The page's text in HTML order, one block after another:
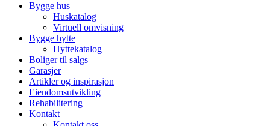
Bygge hus
Huskatalog
Virtuell omvisning
Bygge hytte
Hyttekatalog
Boliger til salgs
Garasjer
Artikler og inspirasjon
Eiendomsutvikling
Rehabilitering
Kontakt